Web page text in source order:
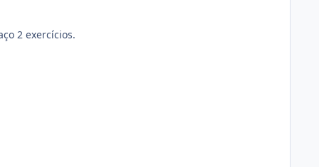
2 exercícios.